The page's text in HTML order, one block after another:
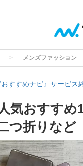
メンズファッション
おすすめナビ』サービス
気おすすめ
つ折りなど